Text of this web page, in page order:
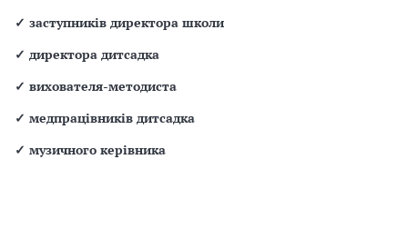
✓ заступників директора школи
✓ директора дитсадка
✓ вихователя-методиста
✓ медпрацівників дитсадка
✓ музичного керівника